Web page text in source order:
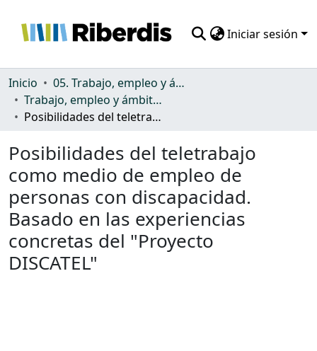
Iniciar sesión
Comunidades
Todo DSpace
Inicio
05. Trabajo, empleo y ámbito productivo
Trabajo, empleo y ámbito productivo
Posibilidades del teletrabajo como medio de empleo de personas con discapacidad. Basado en las experiencias concretas del "Proyecto DISCATEL"
Posibilidades del teletrabajo
como medio de empleo de
personas con discapacidad.
Basado en las experiencias
concretas del "Proyecto
DISCATEL"